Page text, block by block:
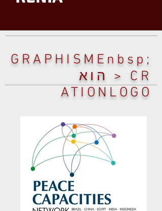
GRAPHISMEnbsp;
> CR הוא
ATIONLOGO